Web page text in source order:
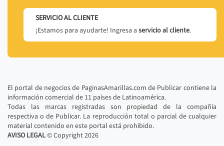
SERVICIO AL CLIENTE
¡Estamos para ayudarte! Ingresa a servicio al cliente.
El portal de negocios de PaginasAmarillas.com de Publicar contiene la
información comercial de 11 países de Latinoamérica.
Todas las marcas registradas son propiedad de la compañía
respectiva o de Publicar. La reproducción total o parcial de cualquier
material contenido en este portal está prohibido.
AVISO LEGAL© Copyright2026